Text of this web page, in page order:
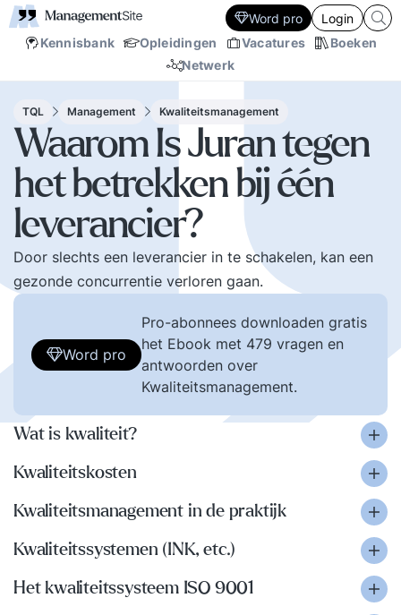
Kennisbank Opleidingen Vacatures
Boeken
Netwerk
Word pro Login
TQL Management Kwaliteitsmanagement
Waarom Is Juran tegen
het betrekken bij één
leverancier?
Door slechts een leverancier in te schakelen, kan een
gezonde concurrentie verloren gaan.
Word pro
Pro-abonnees downloaden gratis
het Ebook met 479 vragen en
antwoorden over
Kwaliteitsmanagement.
Wat is kwaliteit?
Kwaliteitskosten
Kwaliteitsmanagement in de praktijk
Kwaliteitssystemen (INK, etc.)
Het kwaliteitssysteem ISO 9001